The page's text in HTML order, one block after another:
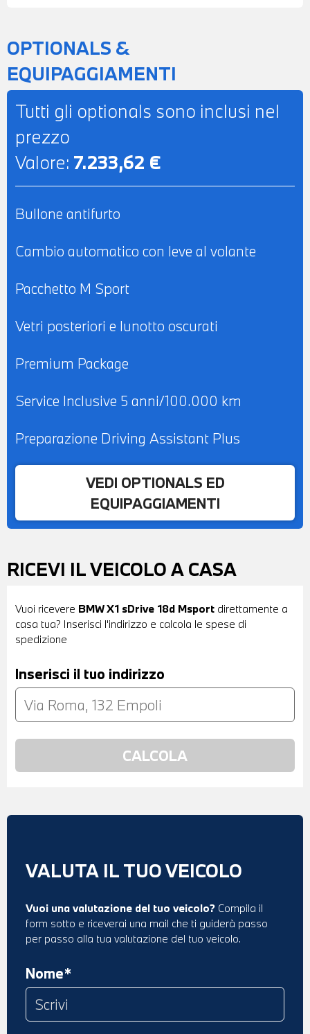
AUTOMATICO BIZONA - RETROVISORE
INTERNO AUTOANABBAGLIANTE -
BRACCIOLO CENTRALE ANTERIORE -
POSSIBILITA' DI PROVA - POSSIBILITA' DI
PERMUTA - POSSIBILITA' DI LEASING O
FINANZIAMENTO ANCHE PER L'INTERO
IMPORTO
OPTIONALS &
EQUIPAGGIAMENTI
Tutti gli optionals sono inclusi nel
prezzo
Valore: 7.233,62 €
Bullone antifurto
Cambio automatico con leve al volante
Pacchetto M Sport
Vetri posteriori e lunotto oscurati
Premium Package
Service Inclusive 5 anni/100.000 km
Preparazione Driving Assistant Plus
VEDI OPTIONALS ED
EQUIPAGGIAMENTI
RICEVI IL VEICOLO A CASA
Vuoi ricevere BMW X1 sDrive 18d Msport direttamente a
casa tua? Inserisci l'indirizzo e calcola le spese di
spedizione
Inserisci il tuo indirizzo
VALUTA IL TUO VEICOLO
Vuoi una valutazione del tuo veicolo? Compila il
form sotto e riceverai una mail che ti guiderà passo
per passo alla tua valutazione del tuo veicolo.
Nome*